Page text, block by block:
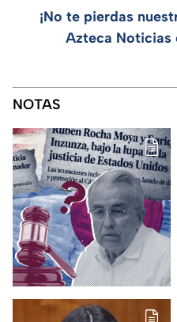
¡No te pierdas
Azteca Noticias
NOTAS